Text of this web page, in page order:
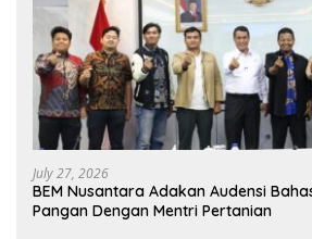
July 27, 2026
BEM Nusantara Adakan Audensi
Pangan Dengan Mentri Pertanian